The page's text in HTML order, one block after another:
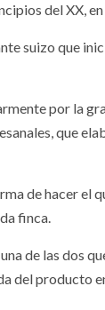
del XX,
suizo que
por la
que
de hacer el
finca.
de las dos
del producto